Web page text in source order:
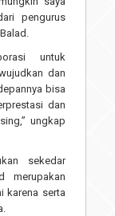
pengurus
untuk
dan
bisa
dan
ungkap
sekedar
merupakan
karena serta